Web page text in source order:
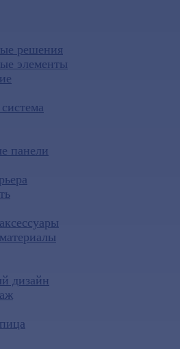
решения
элементы
панели
дизайн